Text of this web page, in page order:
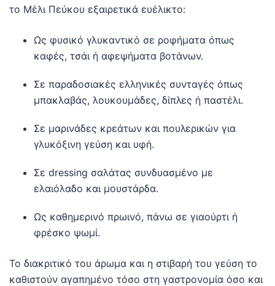
το Μέλι Πεύκου εξαιρετικά ευέλικτο:
Ως φυσικό γλυκαντικό σε ροφήματα όπως
καφές, τσάι ή αφεψήματα βοτάνων.
Σε παραδοσιακές ελληνικές συνταγές όπως
μπακλαβάς, λουκουμάδες, δίπλες ή παστέλι.
Σε μαρινάδες κρεάτων και πουλερικών για
γλυκόξινη γεύση και υφή.
Σε dressing σαλάτας συνδυασμένο με
ελαιόλαδο και μουστάρδα.
Ως καθημερινό πρωινό, πάνω σε γιαούρτι ή
φρέσκο ψωμί.
Το διακριτικό του άρωμα και η στιβαρή του γεύση το
καθιστούν αγαπημένο τόσο στη γαστρονομία όσο και